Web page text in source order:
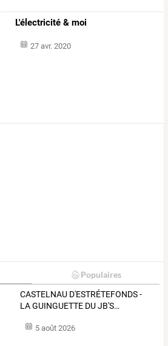
L'électricité & moi
27 avr. 2020
Populaires
CASTELNAU D'ESTRÉTEFONDS-
LAGUINGUETTE DUJB'S…
5 août 2026